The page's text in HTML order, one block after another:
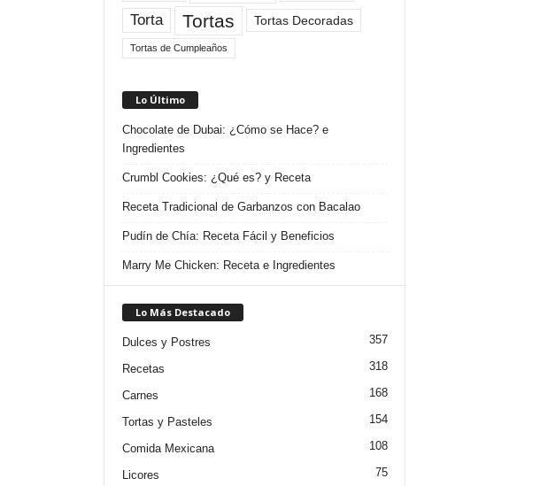
Torta Tortas Tortas Decoradas
Tortas de Cumpleaños
Lo Último
Chocolate de Dubai: ¿Cómo se Hace? e
Ingredientes
Crumbl Cookies: ¿Qué es? y Receta
Receta Tradicional de Garbanzos con Bacalao
Pudín de Chía: Receta Fácil y Beneficios
Marry Me Chicken: Receta e Ingredientes
Lo Más Destacado
Dulces y Postres 357
Recetas 318
Carnes 168
Tortas y Pasteles 154
Comida Mexicana 108
Licores 75